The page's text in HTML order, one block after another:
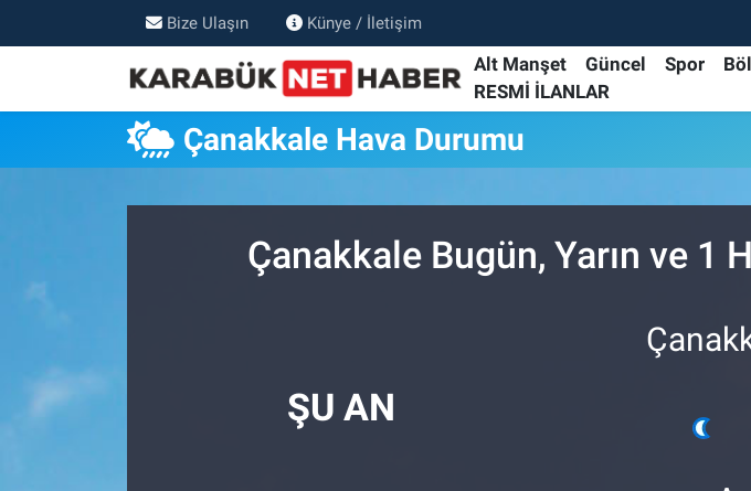
Bize Ulaşın Künye / İletişim
Alt Manşet Güncel Spor
RESMİ İLANLAR
Çanakkale Hava Durumu
Çanakkale Bugün, Yarın ve 1
ŞU AN